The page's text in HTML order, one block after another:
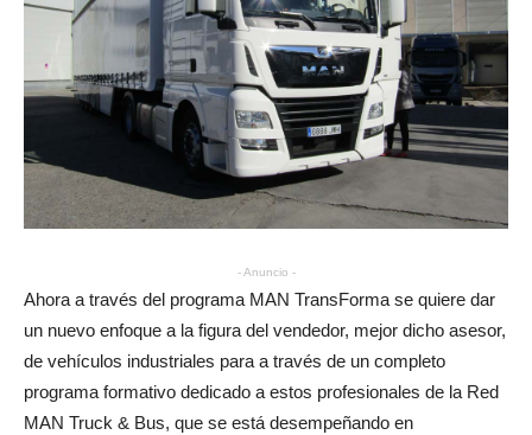
- Anuncio -
Ahora a través del programa MAN TransForma se quiere dar
un nuevo enfoque a la figura del vendedor, mejor dicho asesor,
de vehículos industriales para a través de un completo
programa formativo dedicado a estos profesionales de la Red
MAN Truck & Bus, que se está desempeñando en